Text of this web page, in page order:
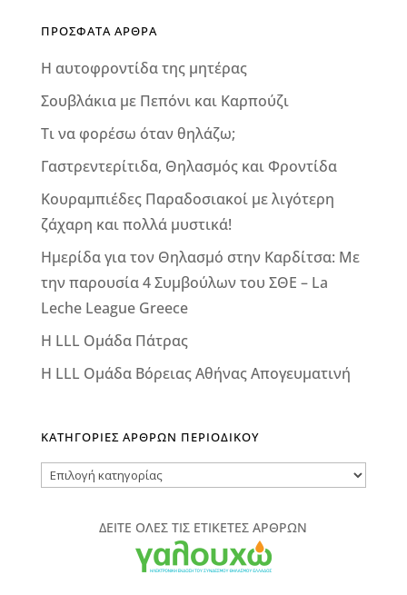
ΠΡΟΣΦΑΤΑ ΑΡΘΡΑ
Η αυτοφροντίδα της μητέρας
Σουβλάκια με Πεπόνι και Καρπούζι
Τι να φορέσω όταν θηλάζω;
Γαστρεντερίτιδα, Θηλασμός και Φροντίδα
Κουραμπιέδες Παραδοσιακοί με λιγότερη
ζάχαρη και πολλά μυστικά!
Ημερίδα για τον Θηλασμό στην Καρδίτσα: Με
την παρουσία 4 Συμβούλων του ΣΘΕ – La
Leche League Greece
Η LLL Ομάδα Πάτρας
Η LLL Ομάδα Βόρειας Αθήνας Απογευματινή
ΚΑΤΗΓΟΡΙΕΣ ΑΡΘΡΩΝ ΠΕΡΙΟΔΙΚΟΥ
ΚΑΤΗΓΟΡΙΕΣ
ΠΕΡΙΟΔΙΚΟΥΔΕΙΤΕ ΟΛΕΣ ΤΙΣ ΕΤΙΚΕΤΕΣ ΑΡΘΡΩΝ